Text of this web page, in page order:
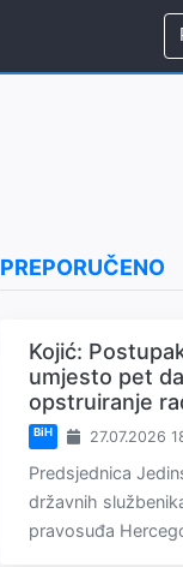
PREPORUČENO
Kojić:
umjesto pet
opstruiranje
BiH 27.07.2026
Predsjednica
državnih
pravosuđa